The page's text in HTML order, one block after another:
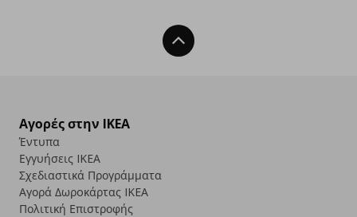
Back To Top
Αγορές στην IKEA
Έντυπα
Εγγυήσεις IKEA
Σχεδιαστικά Προγράμματα
Αγορά Δωρoκάρτας IKEA
Πολιτική Επιστροφής